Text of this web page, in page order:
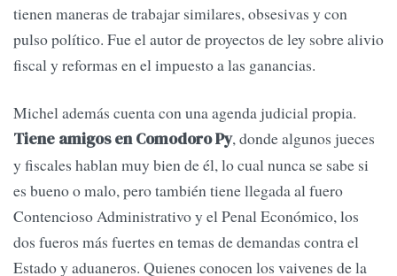
tienen maneras de trabajar similares, obsesivas y con
pulso político. Fue el autor de proyectos de ley sobre alivio
fiscal y reformas en el impuesto a las ganancias.
Michel además cuenta con una agenda judicial propia.
Tiene amigos en Comodoro Py, donde algunos jueces
y fiscales hablan muy bien de él, lo cual nunca se sabe si
es bueno o malo, pero también tiene llegada al fuero
Contencioso Administrativo y el Penal Económico, los
dos fueros más fuertes en temas de demandas contra el
Estado y aduaneros. Quienes conocen los vaivenes de la